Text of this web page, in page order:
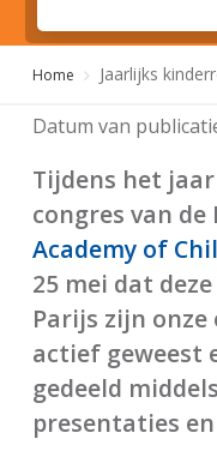
Home Jaarlijks
Datum van
Tijdens het
congres van de
Academy of
25 mei dat
Parijs zijn
actief geweest
gedeeld
presentaties